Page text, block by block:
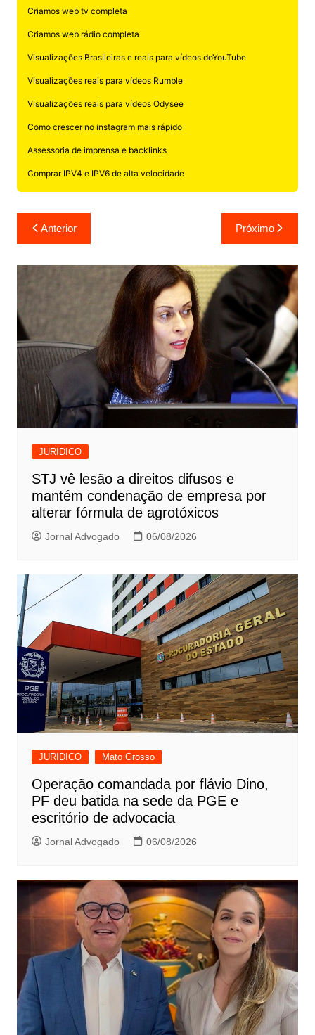
Criamos web tv completa
Criamos web rádio completa
Visualizações Brasileiras e reais para vídeos doYouTube
Visualizações reais para vídeos Rumble
Visualizações reais para vídeos Odysee
Como crescer no instagram mais rápido
Assessoria de imprensa e backlinks
Comprar IPV4 e IPV6 de alta velocidade
Navegação
de
Post
Anterior Próximo
JURIDICO
STJ vê lesão a direitos difusos e
mantém condenação de empresa por
alterar fórmula de agrotóxicos
Jornal Advogado 06/08/2026
JURIDICO Mato Grosso
Operação comandada por flávio Dino,
PF deu batida na sede da PGE e
escritório de advocacia
Jornal Advogado 06/08/2026